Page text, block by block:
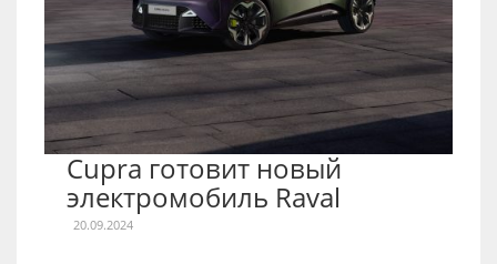
Cupra готовит новый
электромобиль Raval
20.09.2024